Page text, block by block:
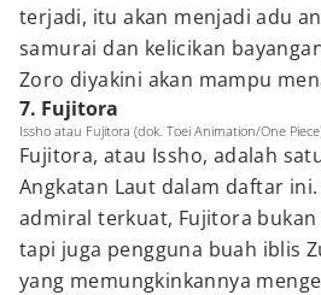
terjadi, itu akan menjadi adu
samurai dan kelicikan
Zoro diyakini akan mampu
7. Fujitora
Issho atau Fujitora (dok. Toei Animation/One
Fujitora, atau Issho, adalah
Angkatan Laut dalam daftar
admiral terkuat, Fujitora bukan
tapi juga pengguna buah iblis
yang memungkinkannya